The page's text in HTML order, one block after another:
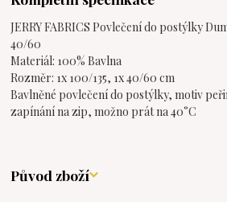
JERRY FABRICS Povlečení do postýlky
40/60
Materiál: 100% Bavlna
Rozměr: 1x 100/135, 1x 40/60 cm
Bavlněné povlečení do postýlky, motiv
zapínání na zip, možno prát na 40°C
Původ zboží